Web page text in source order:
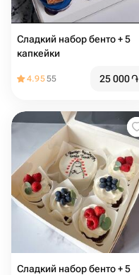
Сладкий набор бенто + 5
капкейки
4.9555 25 000֏
Сладкий набор бенто + 5